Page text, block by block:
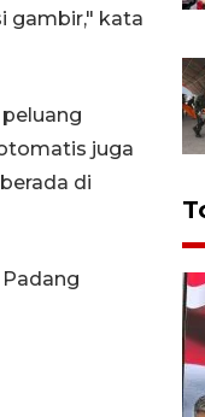
gambir," kata
juga
di